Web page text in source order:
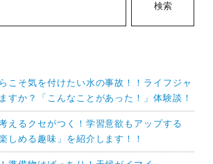
検索
こそ気を付けたい水の事故！！ライフジャ
すか？「こんなことがあった！」体験談！
えるクセがつく！学習意欲もアップする
しめる趣味」を紹介します！！